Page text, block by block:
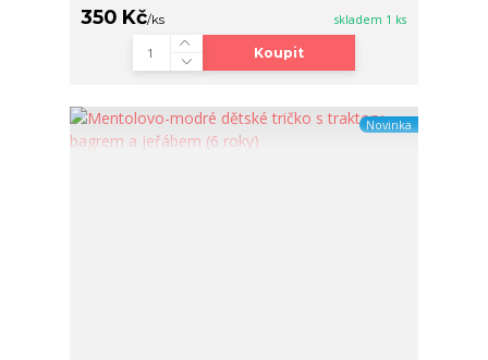
350 Kč/ks skladem 1 ks
Koupit
Novinka